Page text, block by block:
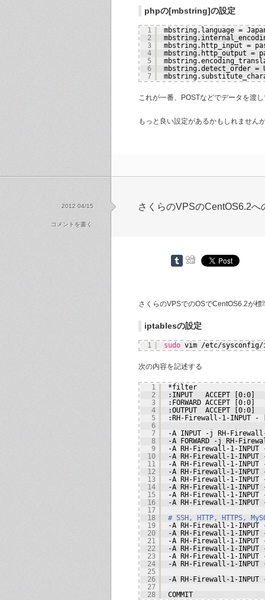
phpの[mbstring]の設定
1
2
3
4
5
6
7
mbstring.language =
mbstring.http_input =
mbstring.http_output =
mbstring.detect_order =
これが一番、POSTなどでデータを渡
もっと良い設定があるかもしれません
さくらのVPSのCentOS6.2へ
さくらのVPSでのOSでCentOS6.2が
iptablesの設定
1 sudo vim /etc/
次の内容を記述する
1
2
3
4
5
6
7
8
9
10
11
12
13
14
15
16
17
18
19
20
21
22
23
24
25
26
27
28
*filter
:INPUT   ACCEPT [0:0]
:FORWARD ACCEPT [0:0]
:OUTPUT  ACCEPT [0:0]
:RH-Firewall-1-INPUT
-A INPUT -j RH-
-A FORWARD -j RH-
-A RH-Firewall-1-
-A RH-Firewall-1-
-A RH-Firewall-1-INPUT
-A RH-Firewall-1-INPUT
-A RH-Firewall-1-
-A RH-Firewall-1-
-A RH-Firewall-1-
-A RH-Firewall-1-INPUT -
# SSH, HTTP, HTTPS,
-A RH-Firewall-1-
-A RH-Firewall-1-
-A RH-Firewall-1-
-A RH-Firewall-1-
-A RH-Firewall-1-
-A RH-Firewall-1-
-A RH-Firewall-1-
COMMIT
2012 04/15
コメントを書く